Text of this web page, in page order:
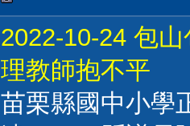
2022-10-24 包
理教師抱不平
苗栗縣國中小學